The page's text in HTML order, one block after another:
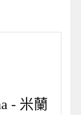
- 米蘭